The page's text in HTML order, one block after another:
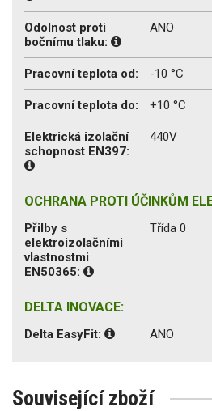
Odolnost proti
bočnímu tlaku:
ANO
Pracovní teplota od: -10 °C
Pracovní teplota do: +10 °C
Elektrická izolační
schopnost EN397:
440V
OCHRANA PROTI ÚČINKŮM
Přilby s
elektroizolačními
vlastnostmi
EN50365:
Třída 0
DELTA INOVACE:
Delta EasyFit: ANO
Související zboží